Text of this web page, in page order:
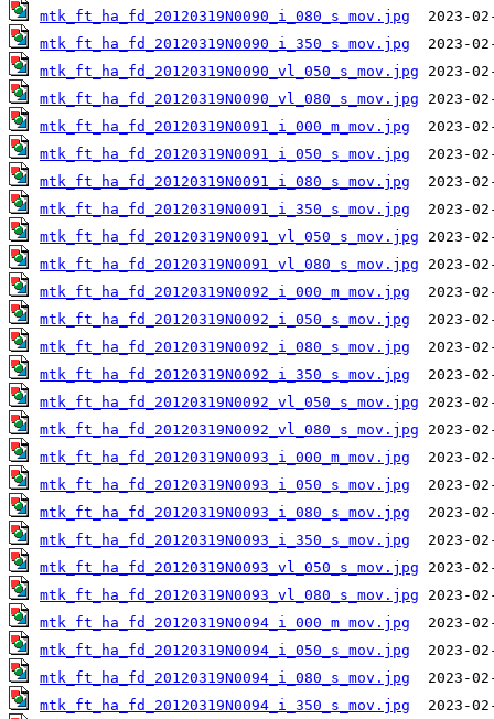
mtk_ft_ha_fd_20120319N0090_i_080_s_mov.jpg
mtk_ft_ha_fd_20120319N0090_i_350_s_mov.jpg
mtk_ft_ha_fd_20120319N0090_vl_050_s_mov.jpg
mtk_ft_ha_fd_20120319N0090_vl_080_s_mov.jpg
mtk_ft_ha_fd_20120319N0091_i_000_m_mov.jpg
mtk_ft_ha_fd_20120319N0091_i_050_s_mov.jpg
mtk_ft_ha_fd_20120319N0091_i_080_s_mov.jpg
mtk_ft_ha_fd_20120319N0091_i_350_s_mov.jpg
mtk_ft_ha_fd_20120319N0091_vl_050_s_mov.jpg
mtk_ft_ha_fd_20120319N0091_vl_080_s_mov.jpg
mtk_ft_ha_fd_20120319N0092_i_000_m_mov.jpg
mtk_ft_ha_fd_20120319N0092_i_050_s_mov.jpg
mtk_ft_ha_fd_20120319N0092_i_080_s_mov.jpg
mtk_ft_ha_fd_20120319N0092_i_350_s_mov.jpg
mtk_ft_ha_fd_20120319N0092_vl_050_s_mov.jpg
mtk_ft_ha_fd_20120319N0092_vl_080_s_mov.jpg
mtk_ft_ha_fd_20120319N0093_i_000_m_mov.jpg
mtk_ft_ha_fd_20120319N0093_i_050_s_mov.jpg
mtk_ft_ha_fd_20120319N0093_i_080_s_mov.jpg
mtk_ft_ha_fd_20120319N0093_i_350_s_mov.jpg
mtk_ft_ha_fd_20120319N0093_vl_050_s_mov.jpg
mtk_ft_ha_fd_20120319N0093_vl_080_s_mov.jpg
mtk_ft_ha_fd_20120319N0094_i_000_m_mov.jpg
mtk_ft_ha_fd_20120319N0094_i_050_s_mov.jpg
mtk_ft_ha_fd_20120319N0094_i_080_s_mov.jpg
mtk_ft_ha_fd_20120319N0094_i_350_s_mov.jpg